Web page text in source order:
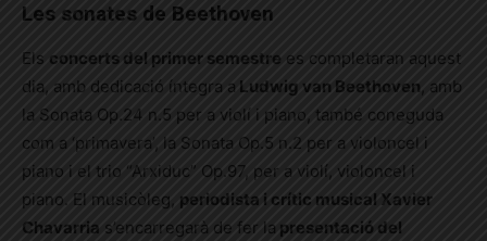
Les sonates de Beethoven
Els concerts del primer semestre es completaran aquest
dia, amb dedicació íntegra a Ludwig van Beethoven, amb
la Sonata Op.24 n.5 per a violí i piano, també coneguda
com a ‘primavera’, la Sonata Op.5 n.2 per a violoncel i
piano i el trio “Arxiduc” Op.97, per a violí, violoncel i
piano. El musicòleg, periodista i crític musical Xavier
Chavarria s’encarregarà de fer la presentació del